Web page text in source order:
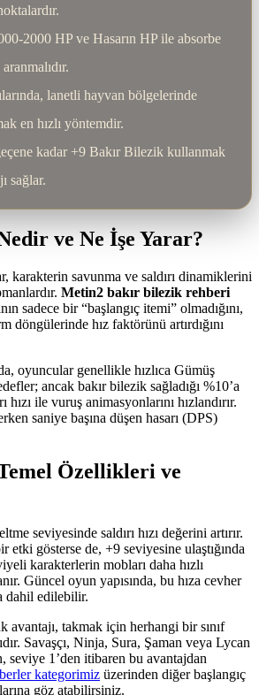
2000 HP ve Hasarın HP ile absorbe
lanetli hayvan bölgelerinde
en hızlı yöntemdir.
kadar +9 Bakır Bilezik kullanmak
sağlar.
ve Ne İşe Yarar?
karakterin savunma ve saldırı dinamiklerini
Metin2 bakır bilezik rehberi
sadece bir “başlangıç itemi” olmadığını,
döngülerinde hız faktörünü artırdığını
oyuncular genellikle hızlıca Gümüş
ancak bakır bilezik sağladığı %10’a
hızı ile vuruş animasyonlarını hızlandırır.
saniye başına düşen hasarı (DPS)
Özellikleri ve
seviyesinde saldırı hızı değerini artırır.
etki gösterse de, +9 seviyesine ulaştığında
karakterlerin mobları daha hızlı
Güncel oyun yapısında, bu hıza cevher
dahil edilebilir.
avantajı, takmak için herhangi bir sınıf
Savaşçı, Ninja, Sura, Şaman veya Lycan
seviye 1’den itibaren bu avantajdan
kategorimiz üzerinden diğer başlangıç
göz atabilirsiniz.